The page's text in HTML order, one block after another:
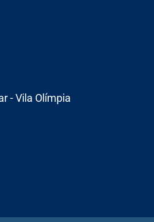
- Vila Olímpia